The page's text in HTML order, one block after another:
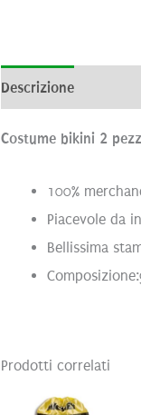
Descrizione
Costume bikini 2
100%
Piacevole da
Bellissima
Prodotti correlati